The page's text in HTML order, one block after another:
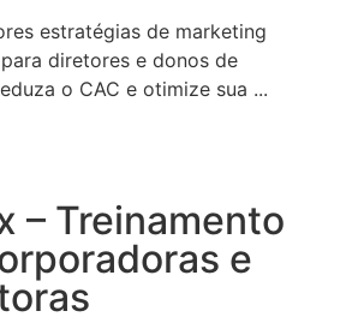
estratégias de marketing
diretores e donos de
o CAC e otimize sua ...
– Treinamento
e